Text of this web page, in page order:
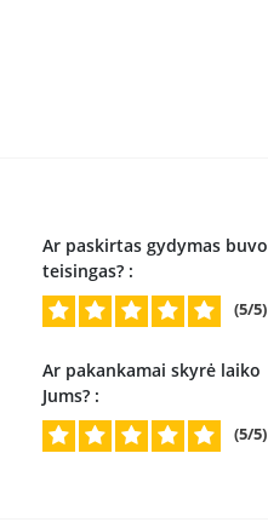
Ar paskirtas gydymas buvo
teisingas? :
(5/5)
Ar pakankamai skyrė laiko
Jums? :
(5/5)